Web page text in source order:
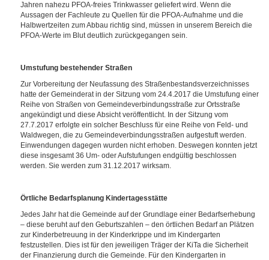
Jahren nahezu PFOA-freies Trinkwasser geliefert wird. Wenn die
Aussagen der Fachleute zu Quellen für die PFOA-Aufnahme und die
Halbwertzeiten zum Abbau richtig sind, müssen in unserem Bereich die
PFOA-Werte im Blut deutlich zurückgegangen sein.
Umstufung bestehender Straßen
Zur Vorbereitung der Neufassung des Straßenbestandsverzeichnisses
hatte der Gemeinderat in der Sitzung vom 24.4.2017 die Umstufung einer
Reihe von Straßen von Gemeindeverbindungsstraße zur Ortsstraße
angekündigt und diese Absicht veröffentlicht. In der Sitzung vom
27.7.2017 erfolgte ein solcher Beschluss für eine Reihe von Feld- und
Waldwegen, die zu Gemeindeverbindungsstraßen aufgestuft werden.
Einwendungen dagegen wurden nicht erhoben. Deswegen konnten jetzt
diese insgesamt 36 Um- oder Aufstufungen endgültig beschlossen
werden. Sie werden zum 31.12.2017 wirksam.
Örtliche Bedarfsplanung Kindertagesstätte
Jedes Jahr hat die Gemeinde auf der Grundlage einer Bedarfserhebung
– diese beruht auf den Geburtszahlen – den örtlichen Bedarf an Plätzen
zur Kinderbetreuung in der Kinderkrippe und im Kindergarten
festzustellen. Dies ist für den jeweiligen Träger der KiTa die Sicherheit
der Finanzierung durch die Gemeinde. Für den Kindergarten in